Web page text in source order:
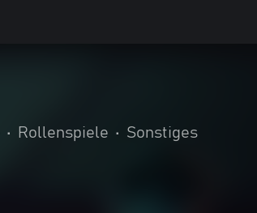
• Rollenspiele • Sonstiges